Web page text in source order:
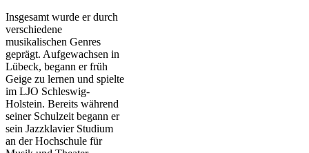
Insgesamt wurde er durch
verschiedene
musikalischen Genres
geprägt. Aufgewachsen in
Lübeck, begann er früh
Geige zu lernen und spielte
im LJO Schleswig-
Holstein. Bereits während
seiner Schulzeit begann er
sein Jazzklavier Studium
an der Hochschule für